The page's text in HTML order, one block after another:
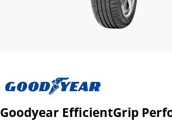
Goodyear EfficientGrip